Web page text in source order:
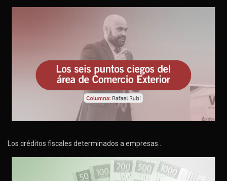
Los créditos fiscales determinados a empresas…